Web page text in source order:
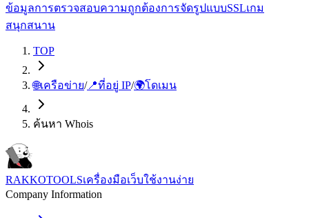
ข้อมูลการตรวจสอบความถูกต้องการจัดรูปแบบSSLเกม
สนุกสนาน
TOP
🌐เครือข่าย/📍ที่อยู่ IP/🌍โดเมน
ค้นหา Whois
RAKKOTOOLSเครื่องมือเว็บใช้งานง่าย
Company Information